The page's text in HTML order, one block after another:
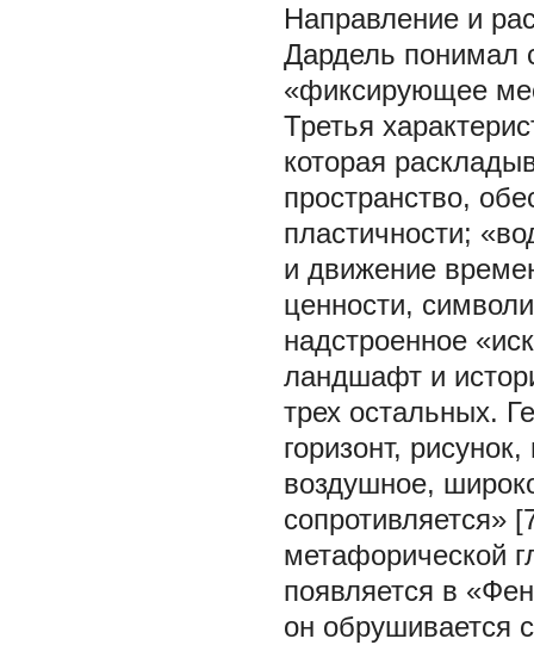
Направление и
Дардель понимал
«фиксирующее
Третья
которая
пространство,
пластичности;
и движение
ценности,
надстроенное
ландшафт и
трех остальных.
горизонт,
воздушное,
сопротивляется»
метафорической
появляется в
он обрушивается